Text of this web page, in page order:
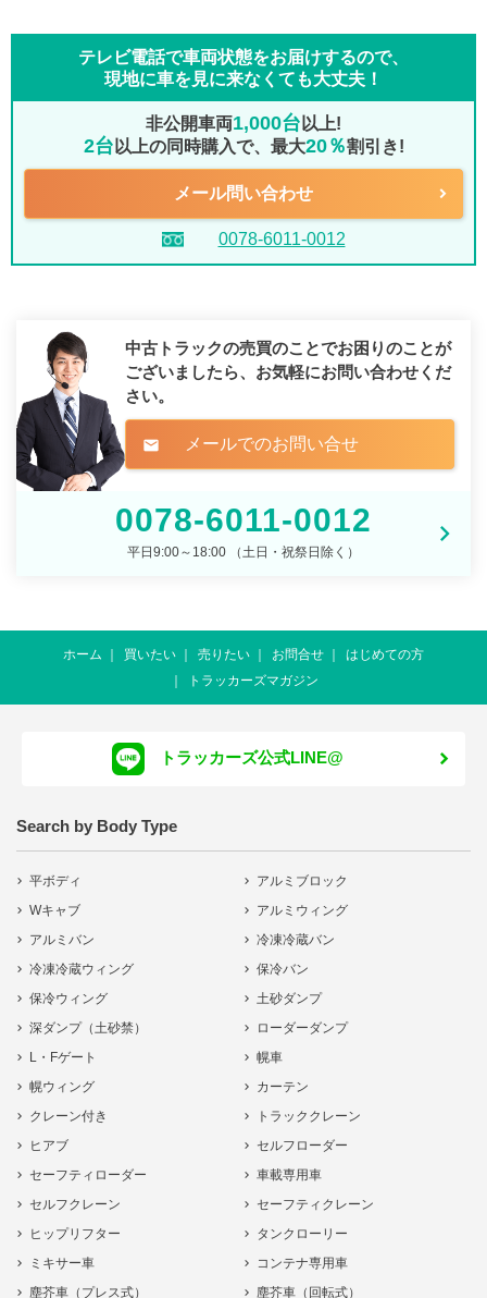
テレビ電話で車両状態をお届けするので、
現地に車を見に来なくても大丈夫！
非公開車両1,000台 以上!
2台 以上の同時購入で、最大20％割引き!
メール問い合わせ
0078-6011-0012
中古トラックの売買のことでお困りのことが
ございましたら、 お気軽にお問い合わせくだ
さい。
mail メールでのお問い合せ
0078-6011-0012
平日9:00～18:00 （土日・祝祭日除く）
ホーム 買いたい 売りたい お問合せ
はじめての方
トラッカーズマガジン
トラッカーズ公式LINE@
Search by Body Type
平ボディ
アルミブロック
Wキャブ
アルミウィング
アルミバン
冷凍冷蔵バン
冷凍冷蔵ウィング
保冷バン
保冷ウィング
土砂ダンプ
深ダンプ（土砂禁）
ローダーダンプ
L・Fゲート
幌車
幌ウィング
カーテン
クレーン付き
トラッククレーン
ヒアブ
セルフローダー
セーフティローダー
車載専用車
セルフクレーン
セーフティクレーン
ヒップリフター
タンクローリー
ミキサー車
コンテナ専用車
塵芥車（プレス式）
塵芥車（回転式）